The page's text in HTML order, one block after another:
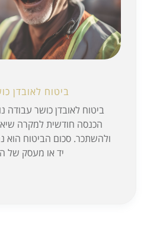
ביטוח לאובדן
ביטוח לאובדן כושר עבודה
הכנסה חודשית למקרה
ולהשתכר. סכום הביטוח
יד או מעסק של